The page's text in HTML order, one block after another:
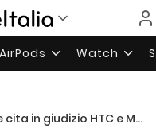
AirPods Watch
HTC e Motorola per aver violato alcuni brevetti proprietari